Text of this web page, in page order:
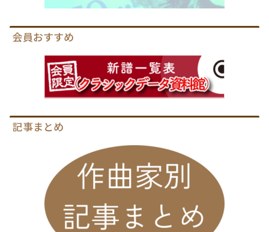
会員おすすめ
記事まとめ